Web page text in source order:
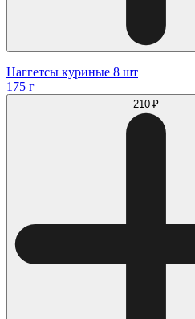
Наггетсы куриные 8 шт
175 г
210 ₽